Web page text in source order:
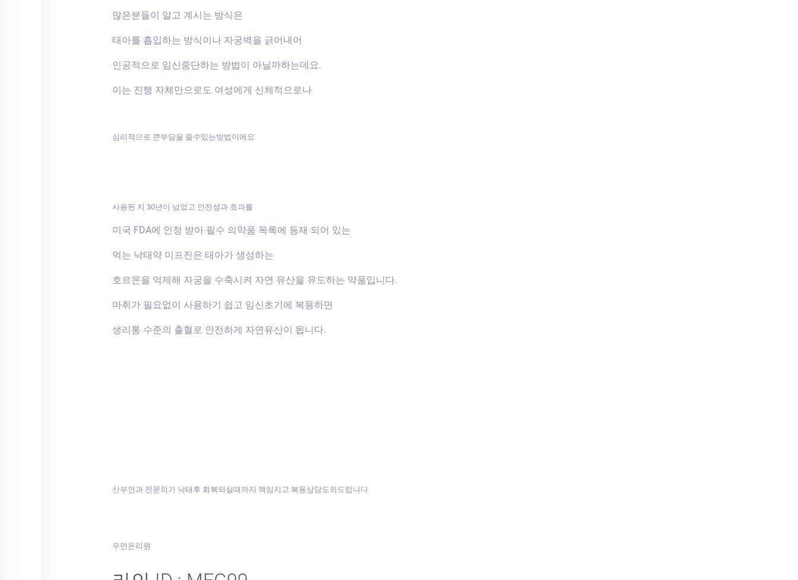
많은분들이 알고 계시는 방식은
태아를 흡입하는 방식이나 자궁벽을 긁어내어
인공적으로 임신중단하는 방법이 아닐까하는데요.
이는 진행 자체만으로도 여성에게 신체적으로나
심리적으로 큰부담을 줄수있는방법이에요
사용된 지 30년이 넘었고 안전성과 효과를
미국 FDA에 인정 받아 필수 의약품 목록에 등재 되어 있는
먹는 낙태약 미프진은 태아가 생성하는
호르몬을 억제해 자궁을 수축시켜 자연 유산을 유도하는 약품입니다.
마취가 필요없이 사용하기 쉽고 임신초기에 복용하면
생리통 수준의 출혈로 안전하게 자연유산이 됩니다.
산부인과 전문의가 낙태후 회복되실때까지 책임지고 복용상담도와드립니다
우먼온리원